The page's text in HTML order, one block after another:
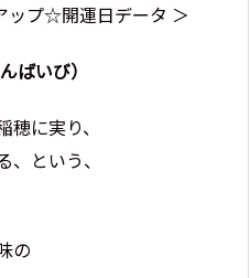
ップ☆開運日データ ＞
ばいび）
に実り、
という、
の